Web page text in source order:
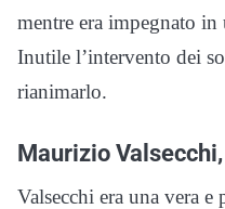
mentre era impegnato in
Inutile l’intervento dei
rianimarlo.
Maurizio
Valsecchi era una vera